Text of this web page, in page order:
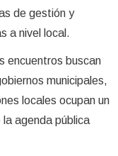
de gestión y
a nivel local.
encuentros buscan
municipales,
locales ocupan un
agenda pública